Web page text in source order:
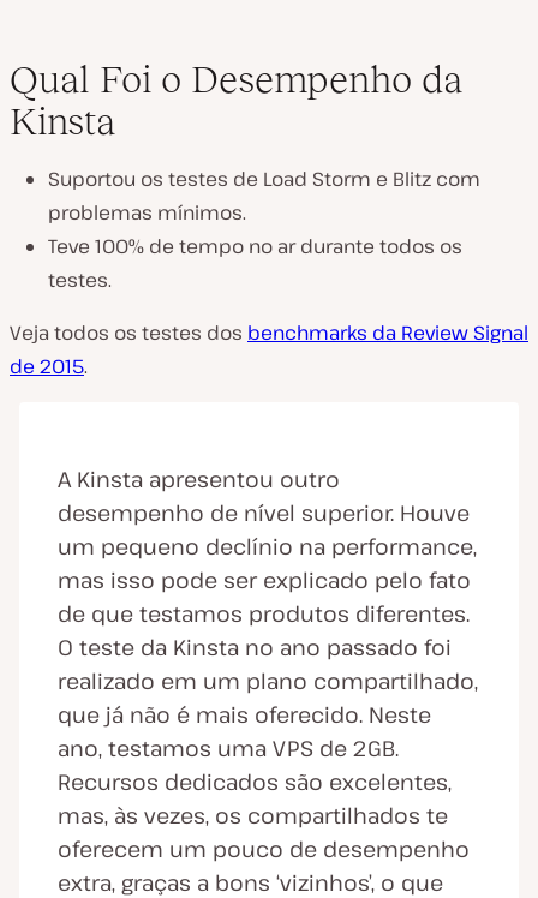
Qual Foi o Desempenho da
Kinsta
Suportou os testes de Load Storm e Blitz com
problemas mínimos.
Teve 100% de tempo no ar durante todos os
testes.
Veja todos os testes dos benchmarks da Review Signal
de 2015.
A Kinsta apresentou outro
desempenho de nível superior. Houve
um pequeno declínio na performance,
mas isso pode ser explicado pelo fato
de que testamos produtos diferentes.
O teste da Kinsta no ano passado foi
realizado em um plano compartilhado,
que já não é mais oferecido. Neste
ano, testamos uma VPS de 2GB.
Recursos dedicados são excelentes,
mas, às vezes, os compartilhados te
oferecem um pouco de desempenho
extra, graças a bons ‘vizinhos’, o que